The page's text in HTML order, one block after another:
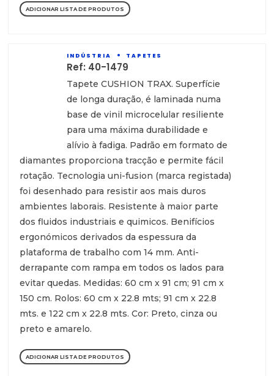
ADICIONAR LISTA DE PRODUTOS
INDÚSTRIA TAPETES
Ref: 40-1479
Tapete CUSHION TRAX. Superfície
de longa duração, é laminada numa
base de vinil microcelular resiliente
para uma máxima durabilidade e
alívio à fadiga. Padrão em formato de
diamantes proporciona tracção e permite fácil
rotação. Tecnologia uni-fusion (marca registada)
foi desenhado para resistir aos mais duros
ambientes laborais. Resistente à maior parte
dos fluidos industriais e quimicos. Benifícios
ergonómicos derivados da espessura da
plataforma de trabalho com 14 mm. Anti-
derrapante com rampa em todos os lados para
evitar quedas. Medidas: 60 cm x 91 cm; 91 cm x
150 cm. Rolos: 60 cm x 22.8 mts; 91 cm x 22.8
mts. e 122 cm x 22.8 mts. Cor: Preto, cinza ou
preto e amarelo.
ADICIONAR LISTA DE PRODUTOS